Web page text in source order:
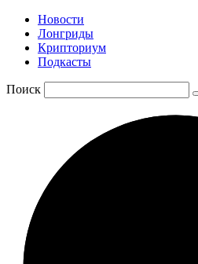
Новости
Лонгриды
Крипториум
Подкасты
Поиск